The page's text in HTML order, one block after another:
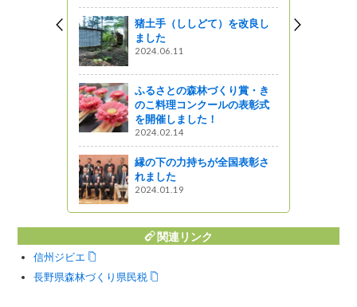
猪土手（ししどて）を改良し
ました
2024.06.11
ふるさとの森林づくり賞・き
のこ料理コンクールの表彰式
を開催しました！
2024.02.14
縁の下の力持ちが全国表彰さ
れました
2024.01.19
関連リンク
信州ジビエ
長野県森林づくり県民税